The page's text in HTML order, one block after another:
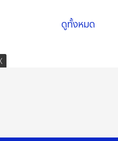
ดูทั้งหมด